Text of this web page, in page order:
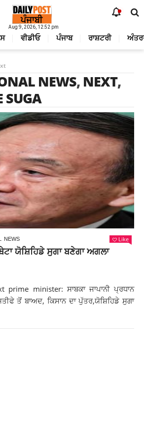
Aug 9, 2026, 12:52 pm
ਵੀਡੀਓ ਪੰਜਾਬ ਰਾਸ਼ਟਰੀ
NEWS, NEXT,
SUGA
NEWS Like
ਯੋਸ਼ਿਹਿਡੇ ਸੁਗਾ ਬਣੇਗਾ ਅਗਲਾ
prime minister: ਸਾਬਕਾ ਜਾਪਾਨੀ ਪ੍ਰਧਾਨ
ਤੋਂ ਬਾਅਦ, ਕਿਸਾਨ ਦਾ ਪੁੱਤਰ,ਯੋਸ਼ਿਹਿਡੇ ਸੁਗਾ